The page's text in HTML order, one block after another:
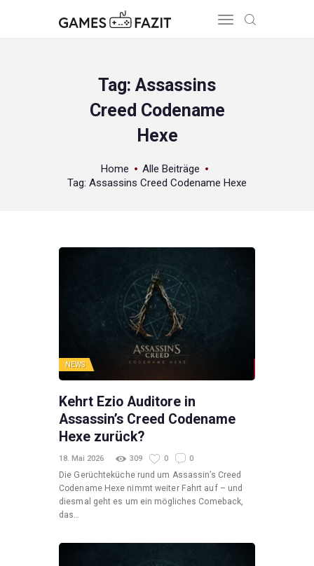
Tag: Assassins
Creed Codename
Hexe
Home
Alle Beiträge
Tag: Assassins Creed Codename Hexe
HOME
ÜBER UNS
NEWS
Kehrt Ezio Auditore in
Assassin’s Creed Codename
Hexe zurück?
18. Mai 2026 309 0 0
Die Gerüchteküche rund um Assassin’s Creed
Codename Hexe nimmt weiter Fahrt auf – und
diesmal geht es um ein mögliches Comeback,
das…